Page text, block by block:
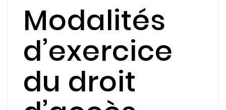
Modalités
d’exercice
du droit